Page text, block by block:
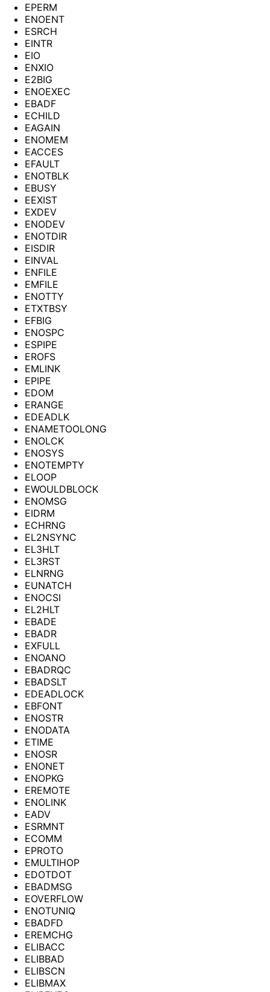
EPERM
ENOENT
ESRCH
EINTR
EIO
ENXIO
E2BIG
ENOEXEC
EBADF
ECHILD
EAGAIN
ENOMEM
EACCES
EFAULT
ENOTBLK
EBUSY
EEXIST
EXDEV
ENODEV
ENOTDIR
EISDIR
EINVAL
ENFILE
EMFILE
ENOTTY
ETXTBSY
EFBIG
ENOSPC
ESPIPE
EROFS
EMLINK
EPIPE
EDOM
ERANGE
EDEADLK
ENAMETOOLONG
ENOLCK
ENOSYS
ENOTEMPTY
ELOOP
EWOULDBLOCK
ENOMSG
EIDRM
ECHRNG
EL2NSYNC
EL3HLT
EL3RST
ELNRNG
EUNATCH
ENOCSI
EL2HLT
EBADE
EBADR
EXFULL
ENOANO
EBADRQC
EBADSLT
EDEADLOCK
EBFONT
ENOSTR
ENODATA
ETIME
ENOSR
ENONET
ENOPKG
EREMOTE
ENOLINK
EADV
ESRMNT
ECOMM
EPROTO
EMULTIHOP
EDOTDOT
EBADMSG
EOVERFLOW
ENOTUNIQ
EBADFD
EREMCHG
ELIBACC
ELIBBAD
ELIBSCN
ELIBMAX